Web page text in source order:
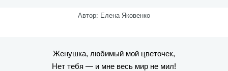
Автор: Елена Яковенко
Женушка, любимый мой цветочек,
Нет тебя — и мне весь мир не мил!